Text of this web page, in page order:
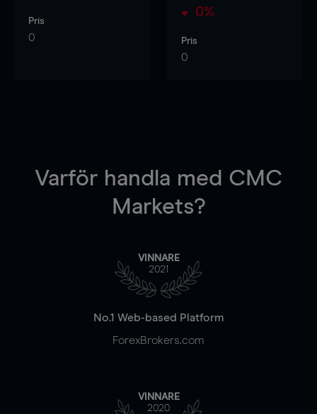
Pris
0
0%
Pris
0
Varför handla med CMC
Markets?
VINNARE
2021
No.1 Web-based Platform
ForexBrokers.com
VINNARE
2020